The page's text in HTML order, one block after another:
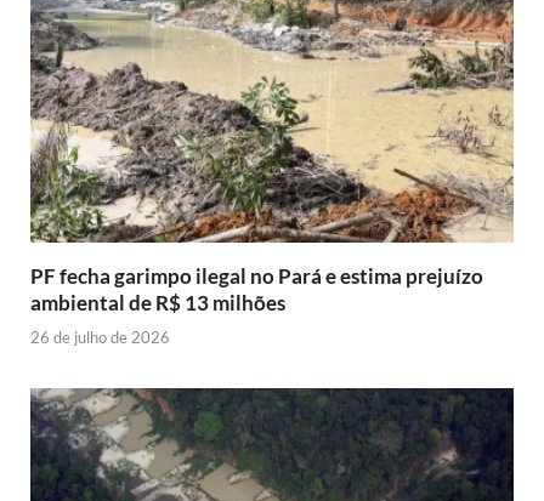
PF fecha garimpo ilegal no Pará e estima prejuízo
ambiental de R$ 13 milhões
26 de julho de 2026